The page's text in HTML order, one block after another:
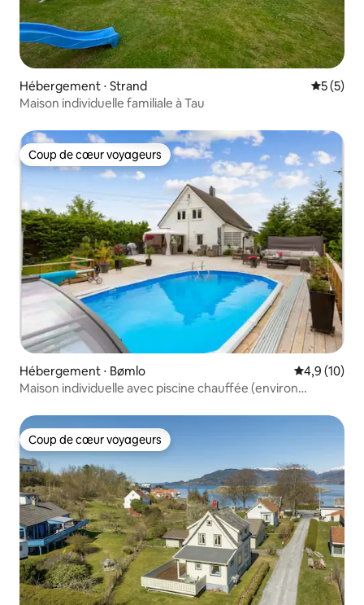
Hébergement ⋅ Strand
5 (5)
Maison individuelle familiale à Tau
Coup de cœur voyageurs
Coup de cœur voyageurs
Hébergement ⋅ Bømlo Évaluation
4,9 (10)
Maison individuelle avec piscine chauffée (environ
Coup de cœur voyageurs
Coup de cœur voyageurs